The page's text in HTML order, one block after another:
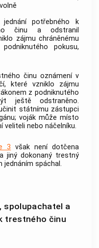
potřebného k
činu a odstranil
zájmu chráněnému
pokusu,
činu oznámení v
které vzniklo zájmu
z podniknutého
ještě odstraněno.
státnímu zástupci
voják může místo
veliteli nebo náčelníku.
3 však není dotčena
jiný dokonaný trestný
spáchal.
spolupachatel a
trestného činu